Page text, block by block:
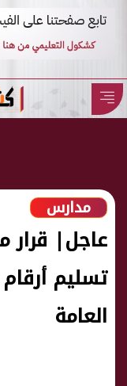
مدارس
عاجل| قرار
تسليم
العامة